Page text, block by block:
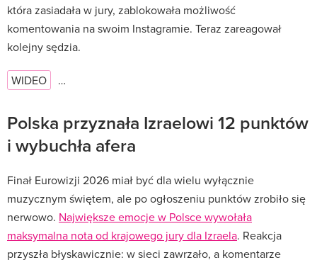
która zasiadała w jury, zablokowała możliwość
komentowania na swoim Instagramie. Teraz zareagował
kolejny sędzia.
WIDEO …
Polska przyznała Izraelowi 12 punktów
i wybuchła afera
Finał Eurowizji 2026 miał być dla wielu wyłącznie
muzycznym świętem, ale po ogłoszeniu punktów zrobiło się
nerwowo. Największe emocje w Polsce wywołała
maksymalna nota od krajowego jury dla Izraela. Reakcja
przyszła błyskawicznie: w sieci zawrzało, a komentarze